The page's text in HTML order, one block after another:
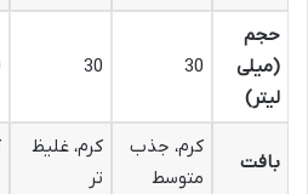
حجم
(میلی
لیتر)
30
30
بافت
کرم، جذب
متوسط
کرم، غلیظ
تر